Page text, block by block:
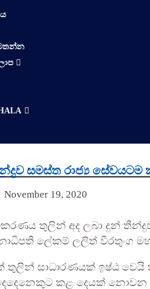
සමස්ත රාජ්‍ය
November 19, 2020
තුලින් අද ලබා දුන්
ලේකම් ලලිත් වීරතුංග
තුලින් සාධාරණයක් ඉෂ්ඨ
කළ දෙයක් නොවන